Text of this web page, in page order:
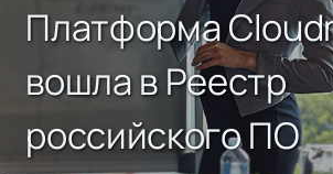
Платформа
вошла в Реестр
российского ПО